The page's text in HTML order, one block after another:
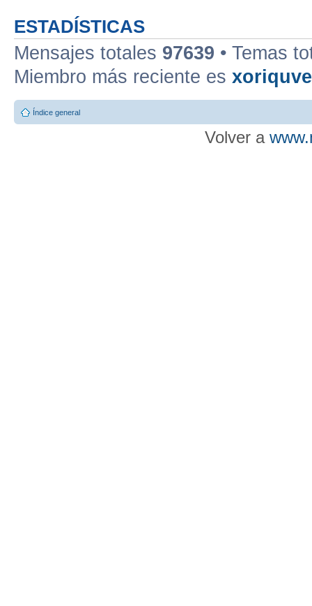
ESTADÍSTICAS
Mensajes totales 97639 • Temas
Miembro más reciente es
Índice general
Volver a